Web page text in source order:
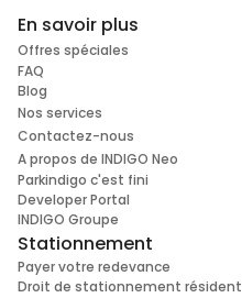
En savoir plus
Offres spéciales
FAQ
Blog
Nos services
Contactez-nous
A propos de INDIGO Neo
Parkindigo c'est fini
Developer Portal
INDIGO Groupe
Stationnement
Payer votre redevance
Droit de stationnement résident